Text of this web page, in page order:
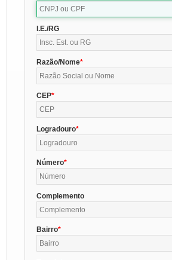
I.E./RG
Razão/Nome
CEP
Logradouro
Número
Complemento
Bairro